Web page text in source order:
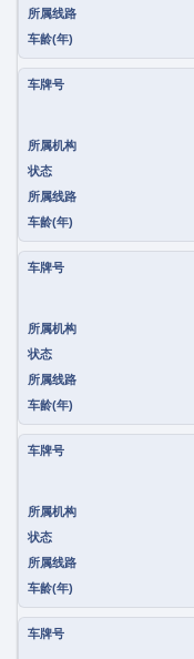
粤C00727D
粤C00752D
粤C00796D
粤C00797D